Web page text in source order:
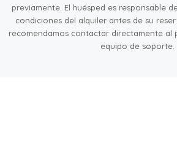
previamente. El huésped es responsable
condiciones del alquiler antes de su
recomendamos contactar directamente
equipo de soporte.